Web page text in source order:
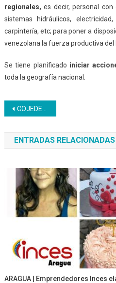
regionales, es decir, personal
sistemas hidráulicos,
carpintería, etc; para poner a
venezolana la fuerza productiva del
Se tiene planificado iniciar
toda la geografía nacional.
Navegación
de
entradas
COJEDES* | Aprendices inician prácticas en entidades de trabajo
ENTRADAS RELACIONADAS
ARAGUA | Emprendedores Inces